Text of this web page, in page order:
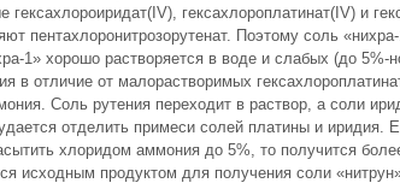
гексахлороиридат(IV), гексахлороплатинат(IV) и
пентахлоронитрозорутенат. Поэтому соль
хорошо растворяется в воде и слабых (до 5%-
в отличие от малорастворимых
Соль рутения переходит в раствор, а соли
отделить примеси солей платины и иридия.
хлоридом аммония до 5%, то получится
исходным продуктом для получения соли